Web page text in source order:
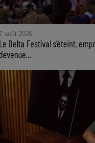
7 août 2026
Le Delta Festival s'éteint,
devenue...